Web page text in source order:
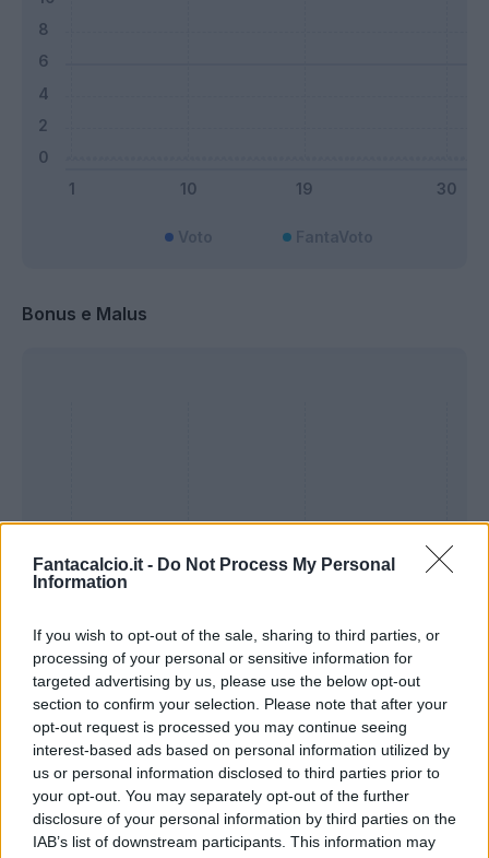
Fantacalcio.it - Do Not Process My Personal
Information
If you wish to opt-out of the sale, sharing to third parties, or
processing of your personal or sensitive information for
targeted advertising by us, please use the below opt-out
section to confirm your selection. Please note that after your
opt-out request is processed you may continue seeing
interest-based ads based on personal information utilized by
us or personal information disclosed to third parties prior to
your opt-out. You may separately opt-out of the further
disclosure of your personal information by third parties on the
IAB’s list of downstream participants. This information may
Bonus e Malus
Bonus Malus
Presenze a
voto